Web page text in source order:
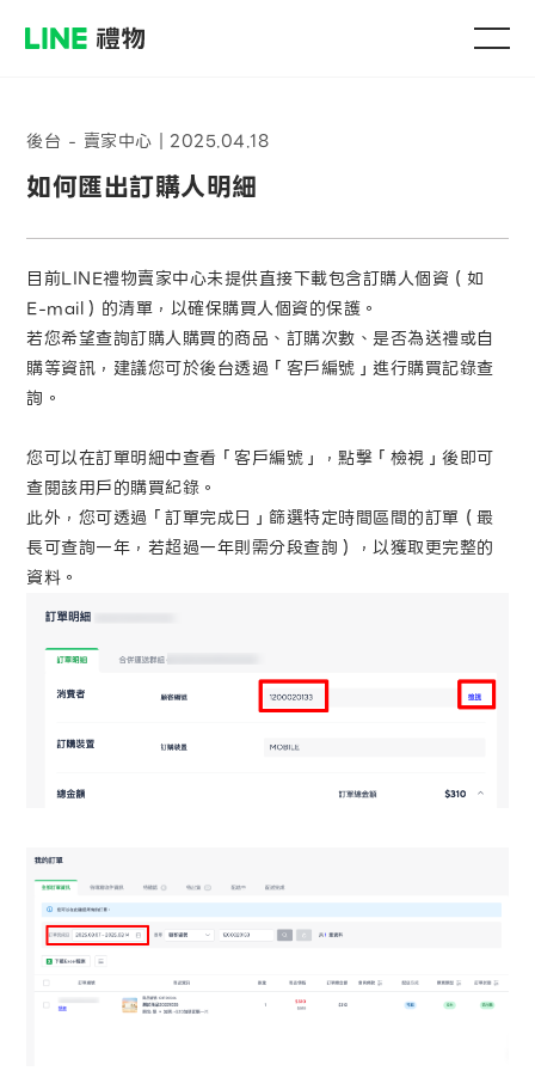
後台 - 賣家中心 ｜ 2025.04.18
如何匯出訂購人明細
目前LINE禮物賣家中心未提供直接下載包含訂購人個資（如
E-mail）的清單，以確保購買人個資的保護。
若您希望查詢訂購人購買的商品、訂購次數、是否為送禮或自
購等資訊，建議您可於後台透過「客戶編號」進行購買記錄查
詢。
您可以在訂單明細中查看「客戶編號」，點擊「檢視」後即可
查閱該用戶的購買紀錄。
此外，您可透過「訂單完成日」篩選特定時間區間的訂單（最
長可查詢一年，若超過一年則需分段查詢），以獲取更完整的
資料。